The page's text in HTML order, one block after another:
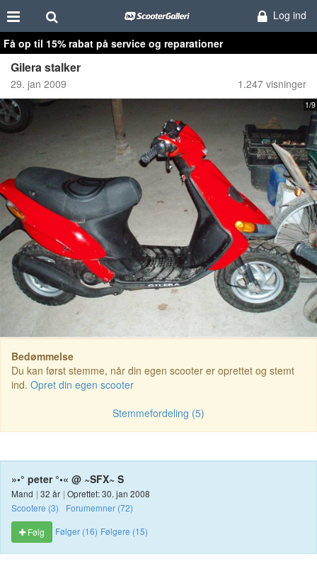
Log ind
Få op til 15% rabat på service og reparationer
Gilera stalker
29. jan 2009 1.247 visninger
1/9
Bedømmelse
Du kan først stemme, når din egen scooter er oprettet og stemt
ind. Opret din egen scooter
Stemmefordeling (5)
»•° peter °•« @ ~SFX~ S
Mand | 32 år | Oprettet: 30. jan 2008
Scootere (3)
Forumemner (72)
Følg
Følger (16) Følgere (15)